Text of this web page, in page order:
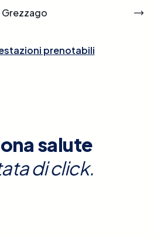
prenotabili
salute
di click.